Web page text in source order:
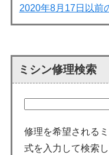
2020年8月17日以前
ミシン修理検索
修理を希望される
式を入力して検索し